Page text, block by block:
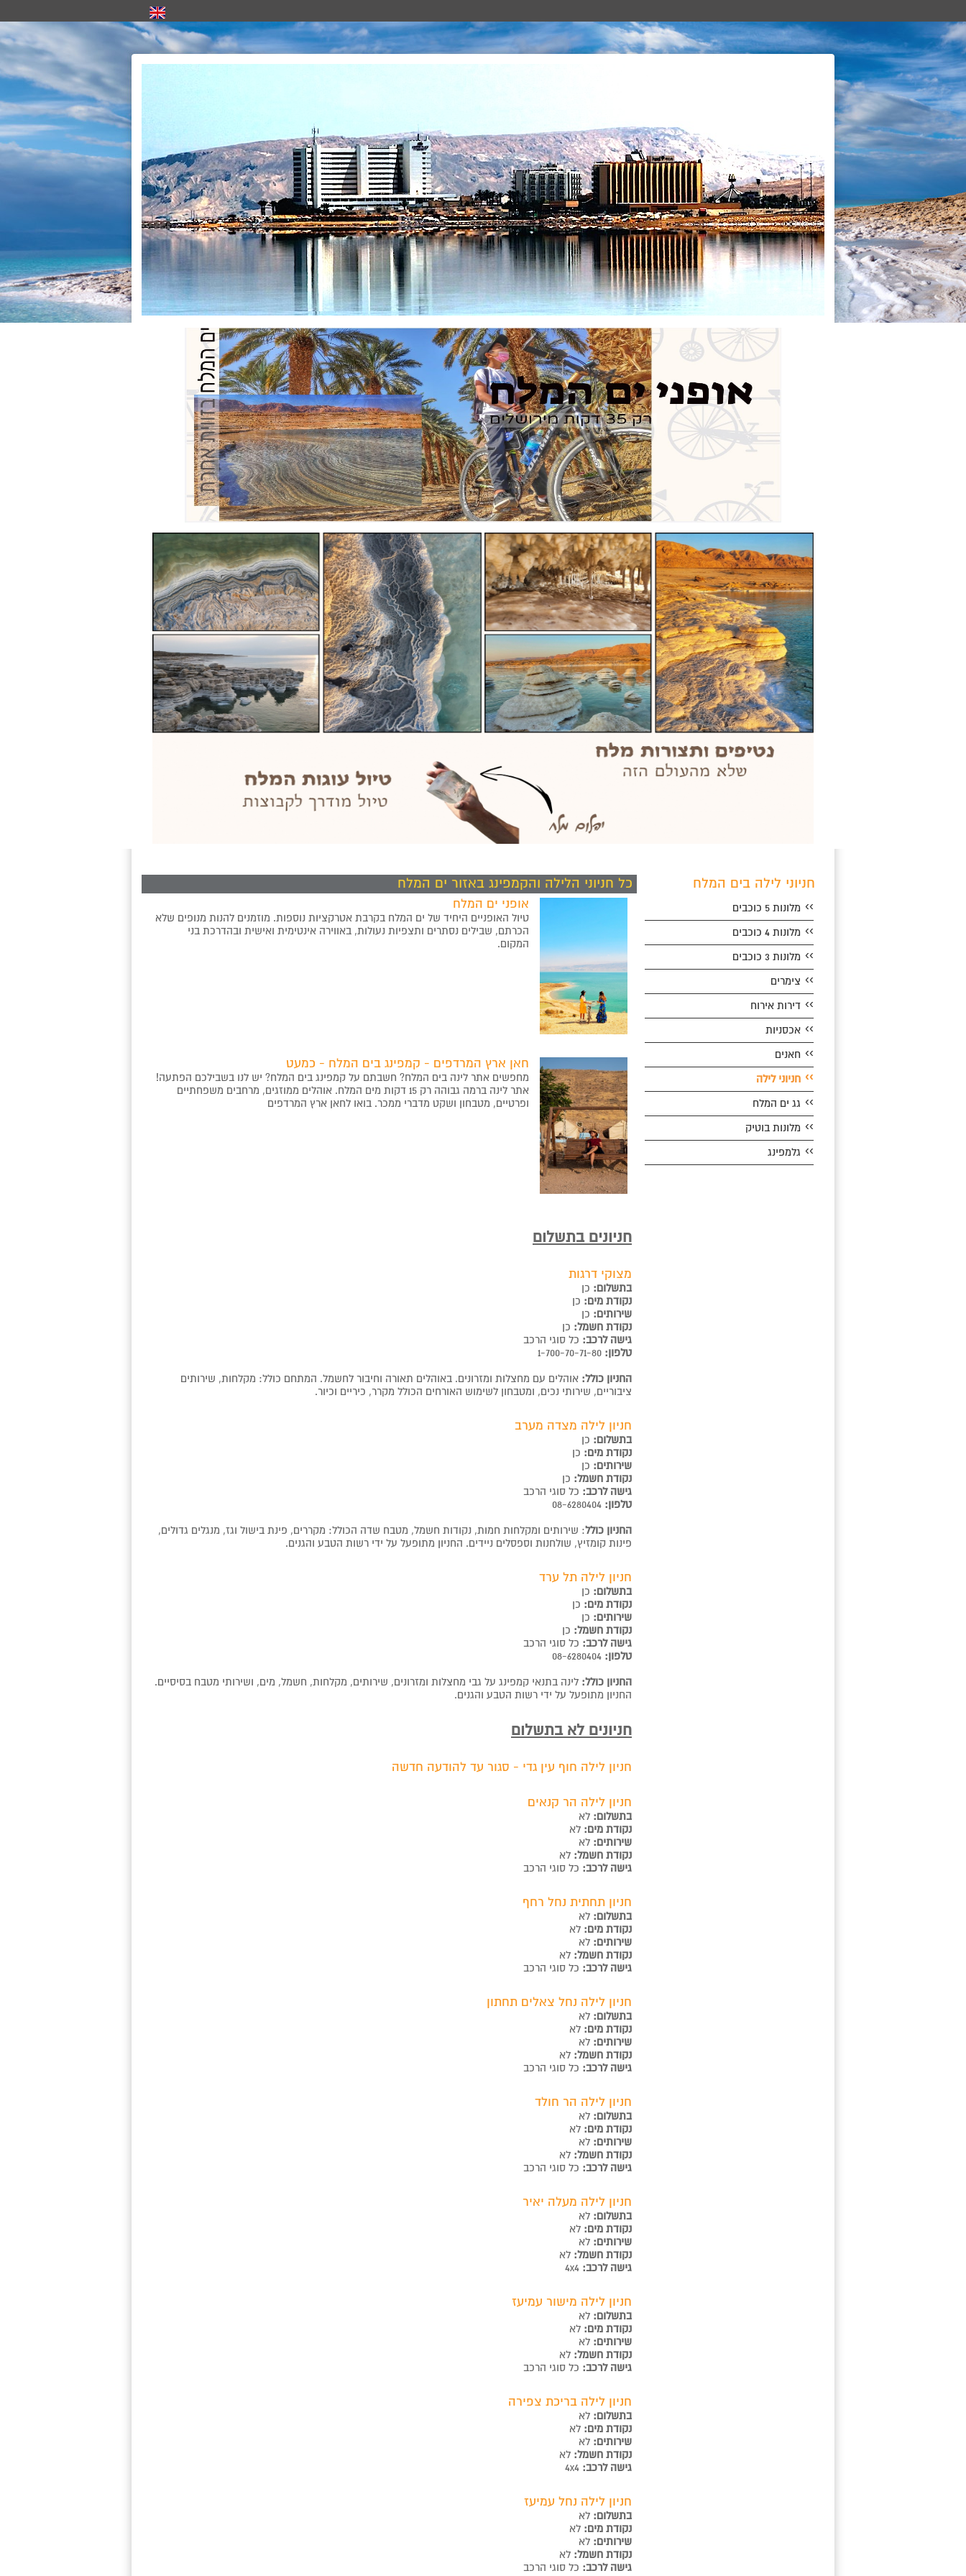
חניוני לילה בים המלח
›› מלונות 5 כוכבים
›› מלונות 4 כוכבים
›› מלונות 3 כוכבים
›› צימרים
›› דירות אירוח
›› אכסניות
›› חאנים
›› חניוני לילה
›› גג ים המלח
›› מלונות בוטיק
›› גלמפינג
כל חניוני הלילה והקמפינג באזור ים המלח
אופני ים המלח
טיול האופניים היחיד של ים המלח בקרבת אטרקציות נוספות. מוזמנים להנות מנופים שלא
הכרתם, שבילים נסתרים ותצפיות נעולות, באווירה אינטימית ואישית ובהדרכת בני
המקום.
חאן ארץ המרדפים - קמפינג בים המלח - כמעט
מחפשים אתר לינה בים המלח? חשבתם על קמפינג בים המלח? יש לנו בשבילכם הפתעה!
אתר לינה ברמה גבוהה רק 15 דקות מים המלח. אוהלים ממוזגים, מרחבים משפחתיים
ופרטיים, מטבחון ושקט מדברי ממכר. בואו לחאן ארץ המרדפים
חניונים בתשלום
מצוקי דרגות
בתשלום: כן
נקודת מים: כן
שירותים: כן
נקודת חשמל: כן
גישה לרכב: כל סוגי הרכב
טלפון:
החניון כולל: אוהלים עם מחצלות ומזרונים. באוהלים תאורה וחיבור לחשמל. המתחם כולל: מקלחות, שירותים
ציבוריים, שירותי נכים, ומטבחון לשימוש האורחים הכולל מקרר, כיריים וכיור.
חניון לילה מצדה מערב
בתשלום: כן
נקודת מים: כן
שירותים: כן
נקודת חשמל: כן
גישה לרכב: כל סוגי הרכב
טלפון:
החניון כולל: שירותים ומקלחות חמות, נקודות חשמל, מטבח שדה הכולל: מקררים, פינת בישול וגז, מנגלים גדולים,
פינות קומזיץ, שולחנות וספסלים ניידים. החניון מתופעל על ידי רשות הטבע והגנים.
חניון לילה תל ערד
בתשלום: כן
נקודת מים: כן
שירותים: כן
נקודת חשמל: כן
גישה לרכב: כל סוגי הרכב
טלפון: 08-6280404
החניון כולל: לינה בתנאי קמפינג על גבי מחצלות ומזרונים, שירותים, מקלחות, חשמל, מים, ושירותי מטבח בסיסיים.
החניון מתופעל על ידי רשות הטבע והגנים.
חניונים לא בתשלום
חניון לילה חוף עין גדי - סגור עד להודעה חדשה
חניון לילה הר קנאים
בתשלום: לא
נקודת מים: לא
שירותים: לא
נקודת חשמל: לא
גישה לרכב: כל סוגי הרכב
חניון תחתית נחל רחף
בתשלום: לא
נקודת מים: לא
שירותים: לא
נקודת חשמל: לא
גישה לרכב: כל סוגי הרכב
חניון לילה נחל צאלים תחתון
בתשלום: לא
נקודת מים: לא
שירותים: לא
נקודת חשמל: לא
גישה לרכב: כל סוגי הרכב
חניון לילה הר חולד
בתשלום: לא
נקודת מים: לא
שירותים: לא
נקודת חשמל: לא
גישה לרכב: כל סוגי הרכב
חניון לילה מעלה יאיר
בתשלום: לא
נקודת מים: לא
שירותים: לא
נקודת חשמל: לא
גישה לרכב:
חניון לילה מישור עמיעז
בתשלום: לא
נקודת מים: לא
שירותים: לא
נקודת חשמל: לא
גישה לרכב: כל סוגי הרכב
חניון לילה בריכת צפירה
בתשלום: לא
נקודת מים: לא
שירותים: לא
נקודת חשמל: לא
גישה לרכב:
חניון לילה נחל עמיעז
בתשלום: לא
נקודת מים: לא
שירותים: לא
נקודת חשמל: לא
גישה לרכב: כל סוגי הרכב